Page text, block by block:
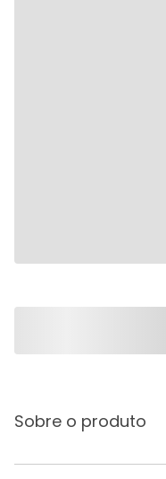
Sobre o produto